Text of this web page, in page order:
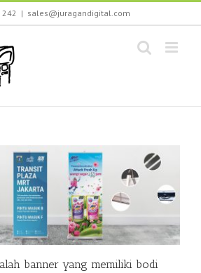
| sales@juragandigital.com
banner yang memiliki bodi